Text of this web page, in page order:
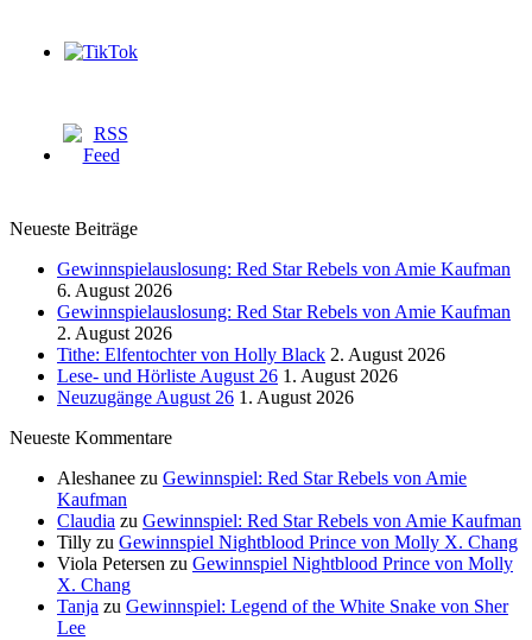
Neueste Beiträge
Gewinnspielauslosung: Red Star Rebels von Amie Kaufman
6. August 2026
Gewinnspielauslosung: Red Star Rebels von Amie Kaufman
2. August 2026
Tithe: Elfentochter von Holly Black 2. August 2026
Lese- und Hörliste August 26 1. August 2026
Neuzugänge August 26 1. August 2026
Neueste Kommentare
Aleshanee zu Gewinnspiel: Red Star Rebels von Amie
Kaufman
Claudia zu Gewinnspiel: Red Star Rebels von Amie Kaufman
Tilly zu Gewinnspiel Nightblood Prince von Molly X. Chang
Viola Petersen zu Gewinnspiel Nightblood Prince von Molly
X. Chang
Tanja zu Gewinnspiel: Legend of the White Snake von Sher
Lee